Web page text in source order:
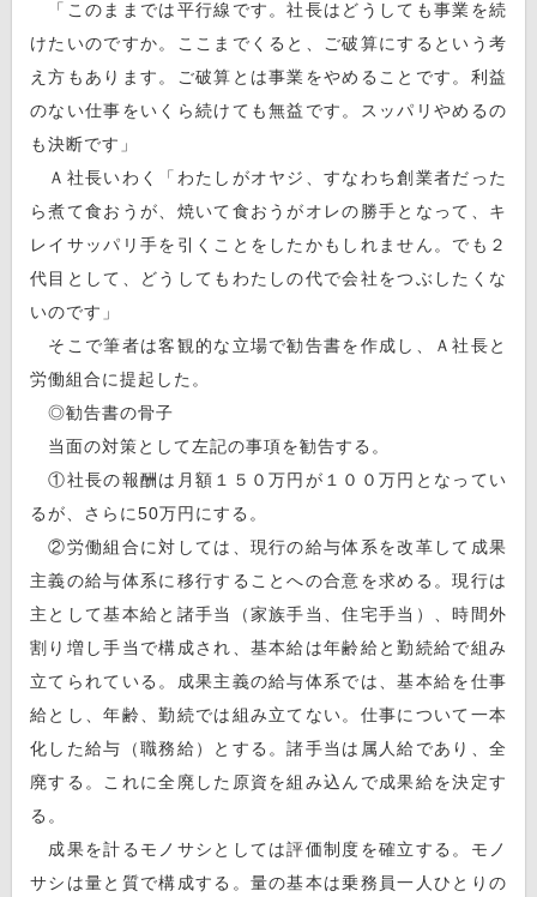
「このままでは平行線です。社長はどうしても事業を続
けたいのですか。ここまでくると、ご破算にするという考
え方もあります。ご破算とは事業をやめることです。利益
のない仕事をいくら続けても無益です。スッパリやめるの
も決断です」
Ａ社長いわく「わたしがオヤジ、すなわち創業者だった
ら煮て食おうが、焼いて食おうがオレの勝手となって、キ
レイサッパリ手を引くことをしたかもしれません。でも２
代目として、どうしてもわたしの代で会社をつぶしたくな
いのです」
そこで筆者は客観的な立場で勧告書を作成し、Ａ社長と
労働組合に提起した。
◎勧告書の骨子
当面の対策として左記の事項を勧告する。
①社長の報酬は月額１５０万円が１００万円となってい
るが、さらに50万円にする。
②労働組合に対しては、現行の給与体系を改革して成果
主義の給与体系に移行することへの合意を求める。現行は
主として基本給と諸手当（家族手当、住宅手当）、時間外
割り増し手当で構成され、基本給は年齢給と勤続給で組み
立てられている。成果主義の給与体系では、基本給を仕事
給とし、年齢、勤続では組み立てない。仕事について一本
化した給与（職務給）とする。諸手当は属人給であり、全
廃する。これに全廃した原資を組み込んで成果給を決定す
る。
成果を計るモノサシとしては評価制度を確立する。モノ
サシは量と質で構成する。量の基本は乗務員一人ひとりの